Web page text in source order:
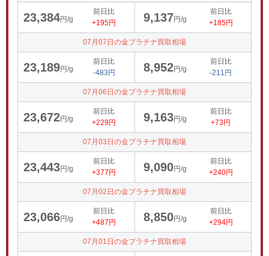
23,384円/g
前日比
+195円
9,137円/g
前日比
+185円
07月07日の金プラチナ買取相場
23,189円/g
前日比
-483円
8,952円/g
前日比
-211円
07月06日の金プラチナ買取相場
23,672円/g
前日比
+229円
9,163円/g
前日比
+73円
07月03日の金プラチナ買取相場
23,443円/g
前日比
+377円
9,090円/g
前日比
+240円
07月02日の金プラチナ買取相場
23,066円/g
前日比
+487円
8,850円/g
前日比
+294円
07月01日の金プラチナ買取相場